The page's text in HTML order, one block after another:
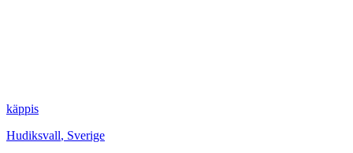
käppis
Hudiksvall, Sverige